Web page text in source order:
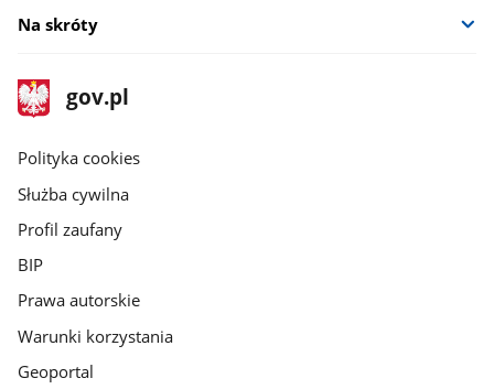
Na skróty
stopka
gov.pl
Strona
gov.pl
gov.pl
Polityka cookies
Służba cywilna
Profil zaufany
BIP
Prawa autorskie
Warunki korzystania
Geoportal